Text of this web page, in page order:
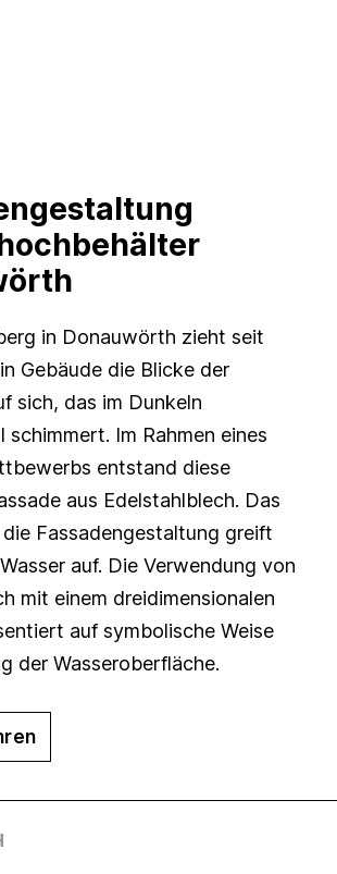
in Donauwörth zieht seit
Gebäude die Blicke der
sich, das im Dunkeln
schimmert. Im Rahmen eines
entstand diese
aus Edelstahlblech. Das
Fassadengestaltung greift
auf. Die Verwendung von
mit einem dreidimensionalen
auf symbolische Weise
der Wasseroberfläche.